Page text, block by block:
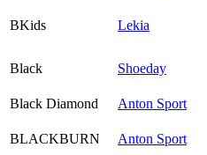
BKids Lekia
Black
Shoeday
Black Diamond
Anton Sport
BLACKBURN
Anton Sport